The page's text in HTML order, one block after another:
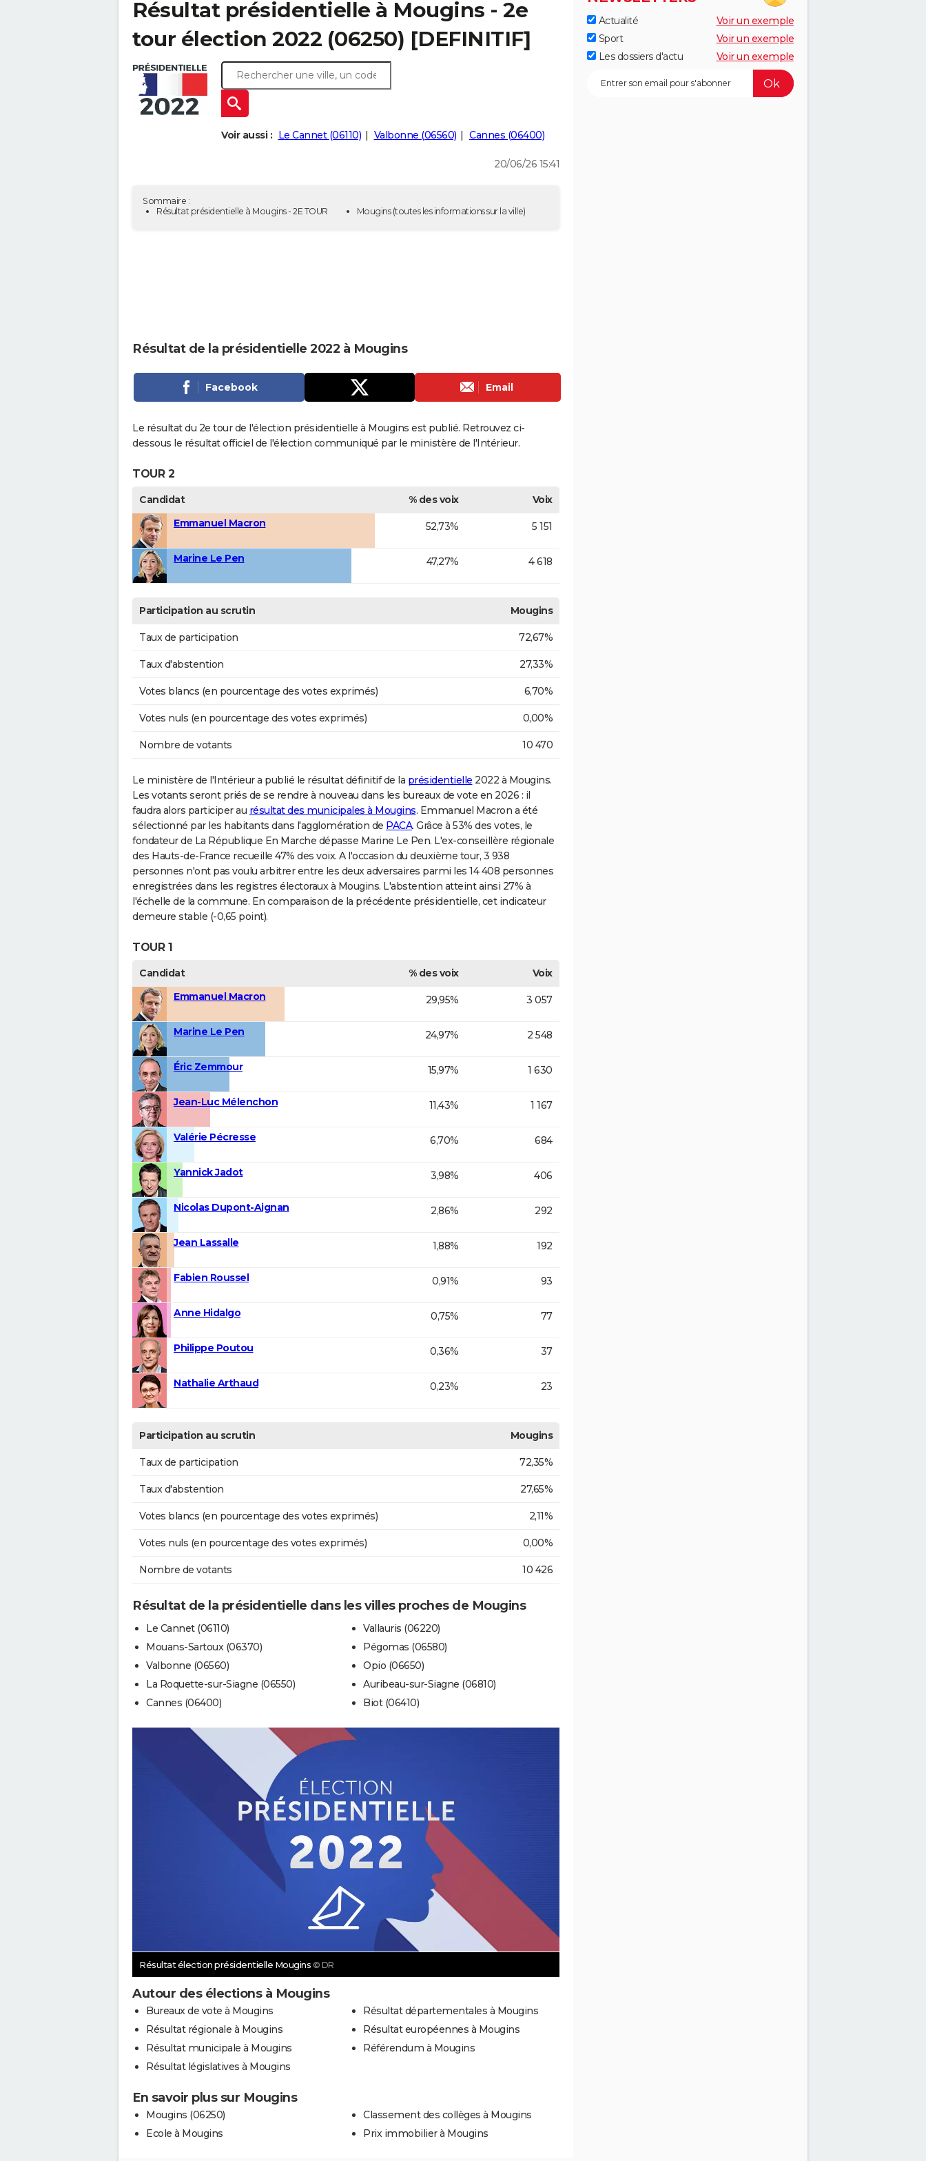
Résultat présidentielle à Mougins - 2e
tour élection 2022 (06250) [DEFINITIF]
Voir aussi : Le Cannet (06110) Valbonne (06560) Cannes (06400)
20/06/26 15:41
Sommaire :
Résultat présidentielle à Mougins - 2E TOUR
Mougins(toutes les informations sur la ville)
Résultat de la présidentielle 2022 à Mougins
Facebook Email
Le résultat du 2e tour de l'élection présidentielle à Mougins est publié. Retrouvez ci-
dessous le résultat officiel de l'élection communiqué par le ministère de l'Intérieur.
TOUR 2
Candidat % des voix
Voix
Emmanuel Macron
52,73% 5 151
Marine Le Pen 47,27% 4 618
Participation au scrutin Mougins
Taux de participation 72,67%
Taux d'abstention 27,33%
Votes blancs (en pourcentage des votes exprimés) 6,70%
Votes nuls (en pourcentage des votes exprimés) 0,00%
Nombre de votants 10 470
Le ministère de l'Intérieur a publié le résultat définitif de la présidentielle 2022 à Mougins.
Les votants seront priés de se rendre à nouveau dans les bureaux de vote en 2026 : il
faudra alors participer au résultat des municipales à Mougins. Emmanuel Macron a été
sélectionné par les habitants dans l'agglomération de PACA. Grâce à 53% des votes, le
fondateur de La République En Marche dépasse Marine Le Pen. L'ex-conseillère régionale
des Hauts-de-France recueille 47% des voix. A l'occasion du deuxième tour, 3 938
personnes n'ont pas voulu arbitrer entre les deux adversaires parmi les 14 408 personnes
enregistrées dans les registres électoraux à Mougins. L'abstention atteint ainsi 27% à
l'échelle de la commune. En comparaison de la précédente présidentielle, cet indicateur
demeure stable (-0,65 point).
TOUR 1
Candidat % des voix
Voix
Emmanuel Macron
29,95% 3 057
Marine Le Pen 24,97% 2 548
Éric Zemmour 15,97% 1 630
Jean-Luc Mélenchon 11,43% 1 167
Valérie Pécresse 6,70% 684
Yannick Jadot 3,98% 406
Nicolas Dupont-Aignan 2,86% 292
Jean Lassalle 1,88% 192
Fabien Roussel 0,91% 93
Anne Hidalgo 0,75% 77
Philippe Poutou 0,36% 37
Nathalie Arthaud 0,23% 23
Participation au scrutin Mougins
Taux de participation 72,35%
Taux d'abstention 27,65%
Votes blancs (en pourcentage des votes exprimés) 2,11%
Votes nuls (en pourcentage des votes exprimés) 0,00%
Nombre de votants 10 426
Résultat de la présidentielle dans les villes proches de Mougins
Le Cannet (06110)
Mouans-Sartoux (06370)
Valbonne (06560)
La Roquette-sur-Siagne (06550)
Cannes (06400)
Vallauris (06220)
Pégomas (06580)
Opio (06650)
Auribeau-sur-Siagne (06810)
Biot (06410)
Résultat élection présidentielle Mougins © DR
Autour des élections à Mougins
Bureaux de vote à Mougins
Résultat régionale à Mougins
Résultat municipale à Mougins
Résultat législatives à Mougins
Résultat départementales à Mougins
Résultat européennes à Mougins
Référendum à Mougins
En savoir plus sur Mougins
Mougins (06250)
Ecole à Mougins
Classement des collèges à Mougins
Prix immobilier à Mougins
Actualité
Voir un exemple
Sport
Voir un exemple
Les dossiers d'actu
Voir un exemple